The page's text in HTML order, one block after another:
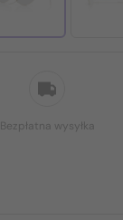
Bezpłatna wysyłka